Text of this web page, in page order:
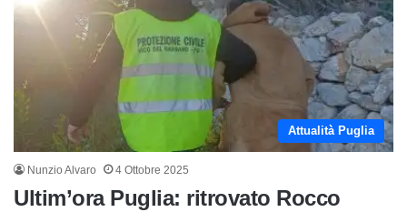
Attualità Puglia
Nunzio Alvaro 4 Ottobre 2025
Ultim’ora Puglia: ritrovato Rocco